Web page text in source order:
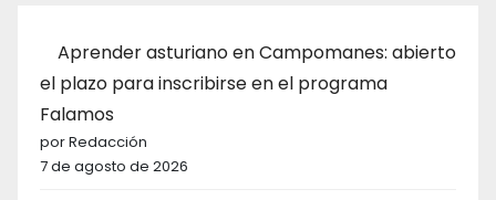
Aprender asturiano en Campomanes: abierto
el plazo para inscribirse en el programa
Falamos
por Redacción
7 de agosto de 2026